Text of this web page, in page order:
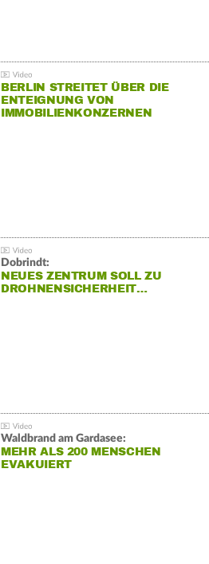
BERLIN STREITET ÜBER DIE
ENTEIGNUNG VON
IMMOBILIENKONZERNEN
Dobrindt:
NEUES ZENTRUM SOLL ZU
DROHNENSICHERHEIT…
Waldbrand am Gardasee:
MEHR ALS 200 MENSCHEN
EVAKUIERT